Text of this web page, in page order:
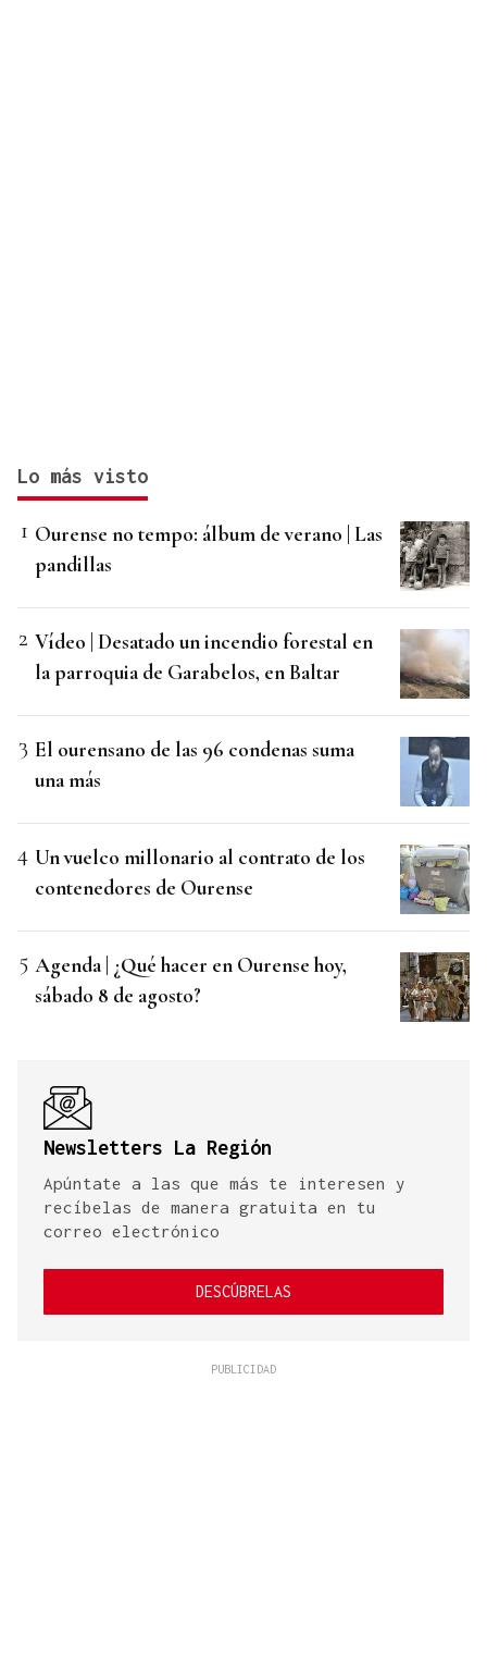
Lo más visto
Ourense no tempo: álbum de verano | Las
pandillas
Vídeo | Desatado un incendio forestal en
la parroquia de Garabelos, en Baltar
El ourensano de las 96 condenas suma
una más
Un vuelco millonario al contrato de los
contenedores de Ourense
Agenda | ¿Qué hacer en Ourense hoy,
sábado 8 de agosto?
Newsletters La Región
Apúntate a las que más te interesen y
recíbelas de manera gratuita en tu
correo electrónico
DESCÚBRELAS